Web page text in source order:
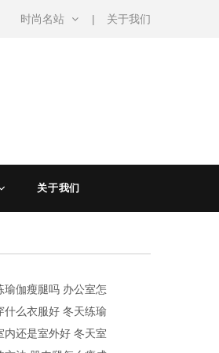
时尚名站 关于我们
关于我们
瑜伽瘦腿吗 办公室怎
什么衣服好 冬天练瑜
内还是室外好 冬天室